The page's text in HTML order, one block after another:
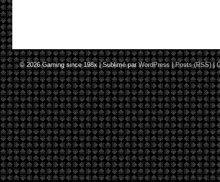
© 2026Gaming since 198x|Sublimé parWordPress |Posts (RSS)|